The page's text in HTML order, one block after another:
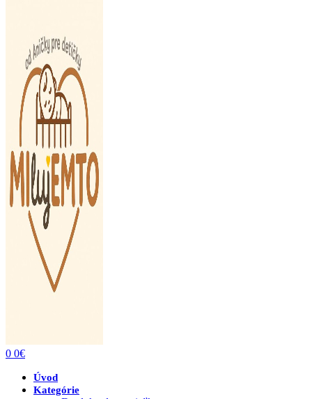
0 0€
Úvod
Kategórie